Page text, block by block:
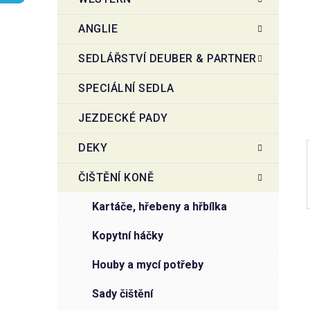
n
í
n
l
ANGLIE
SEDLÁŘSTVÍ DEUBER & PARTNER
SPECIÁLNÍ SEDLA
JEZDECKÉ PADY
DEKY
ČIŠTĚNÍ KONĚ
kartáče, hřebeny a hřbílka
kopytní háčky
houby a mycí potřeby
sady čištění